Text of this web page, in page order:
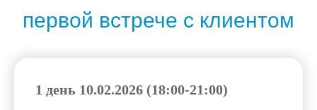
первой встрече с клиентом
1 день 10.02.2026 (18:00-21:00)